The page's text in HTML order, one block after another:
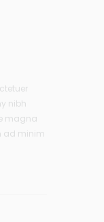
nibh
magna
ad minim